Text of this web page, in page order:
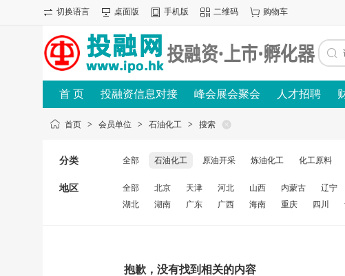
切换语言 桌面版 手机版 二维码 购物车
首 页 投融资信息对接 峰会展会聚会 人才招聘
首页 > 会员单位 > 石油化工 > 搜索
分类 全部 石油化工 原油开采 炼油化工 化工原料
地区 全部 北京 天津 河北 山西 内蒙古 辽宁
湖北
湖南 广东 广西 海南 重庆 四川
抱歉，没有找到相关的内容